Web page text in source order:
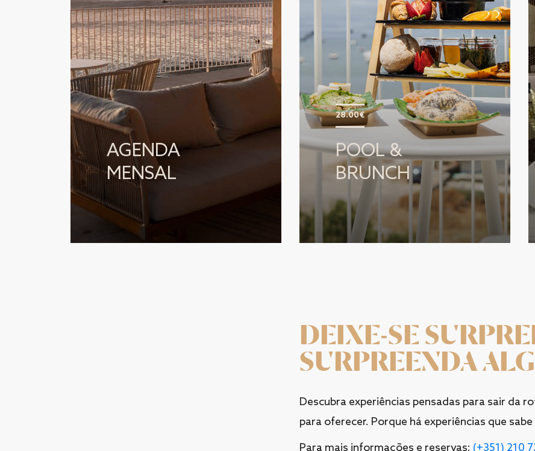
AGENDA
MENSAL
28.00€
POOL &
BRUNCH
DEIXE-SE
SURPREENDA
Descubra experiências pensadas para sair da
para oferecer. Porque há experiências que
Para mais informações e reservas: (+351) 210